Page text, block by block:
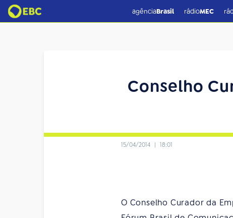
agênciaBrasil rádioMEC
Conselho
15/04/2014 | 18:01
O Conselho Curador da